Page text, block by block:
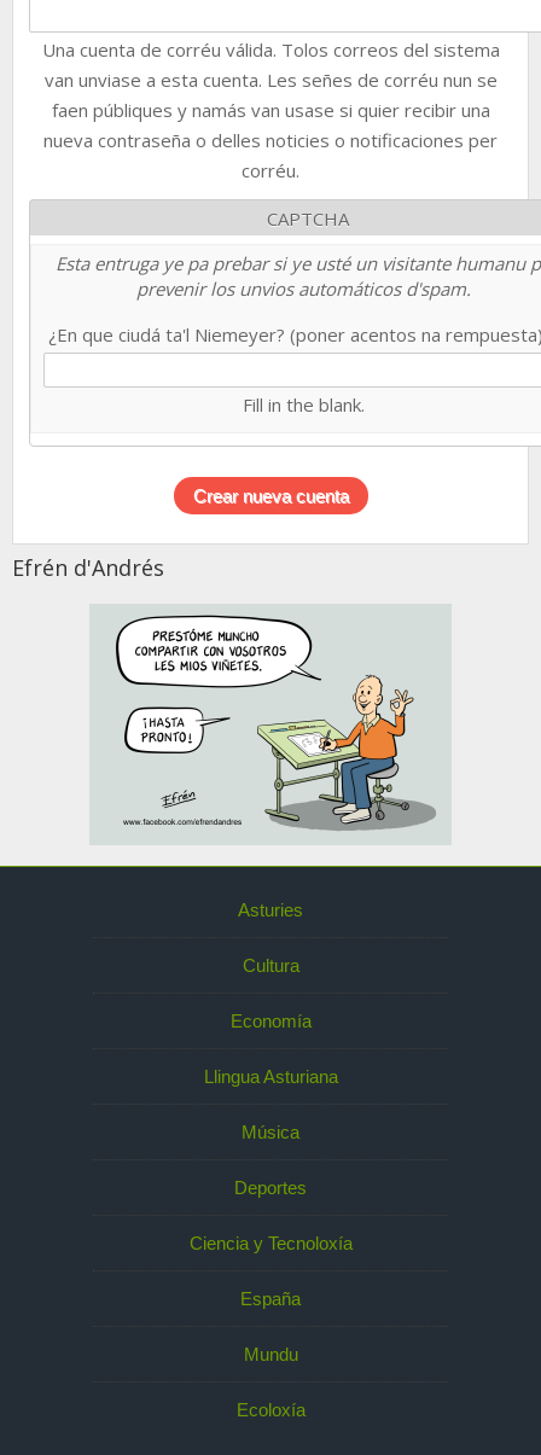
Una cuenta de corréu válida. Tolos correos del sistema
van unviase a esta cuenta. Les señes de corréu nun se
faen públiques y namás van usase si quier recibir una
nueva contraseña o delles noticies o notificaciones per
corréu.
CAPTCHA
Esta entruga ye pa prebar si ye usté un visitante humanu
prevenir los unvios automáticos d'spam.
¿En que ciudá ta'l Niemeyer? (poner acentos na
Fill in the blank.
Efrén d'Andrés
Asturies
Cultura
Economía
Llingua Asturiana
Música
Deportes
Ciencia y Tecnoloxía
España
Mundu
Ecoloxía